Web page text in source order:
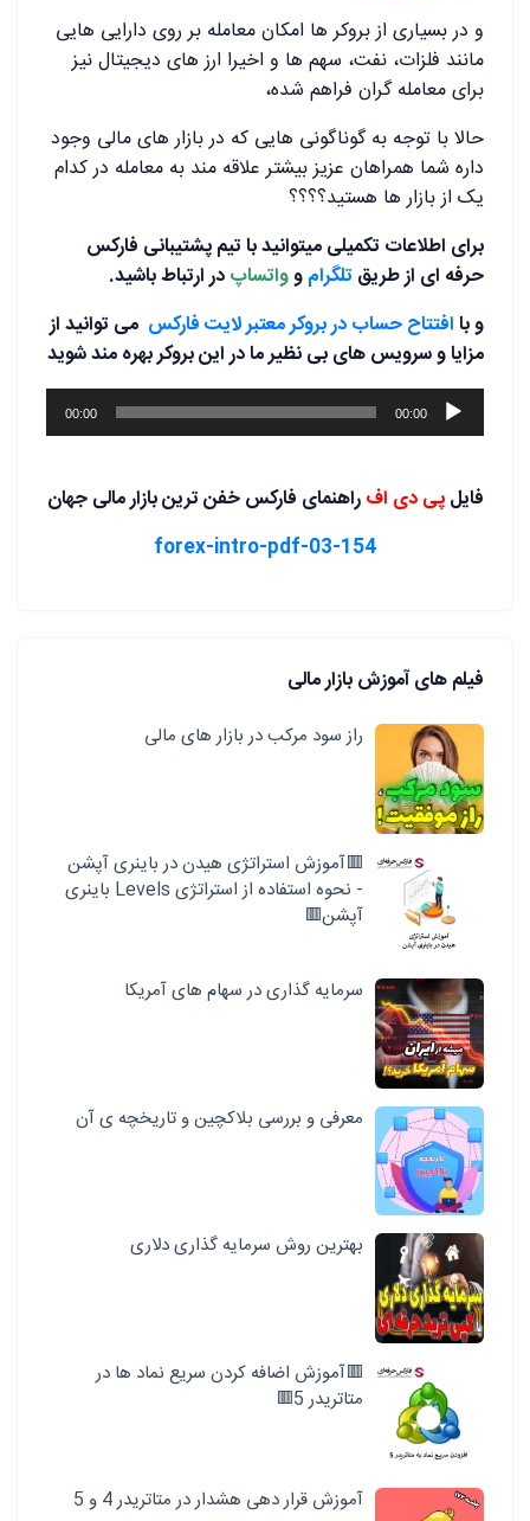
و در بسیاری از بروکر ها امکان معامله بر روی دارایی هایی
مانند فلزات، نفت، سهم ها و اخیرا ارز های دیجیتال نیز
برای معامله گران فراهم شده،
حالا با توجه به گوناگونی هایی که در بازار های مالی وجود
داره شما همراهان عزیز بیشتر علاقه مند به معامله در کدام
یک از بازار ها هستید؟؟؟؟
برای اطلاعات تکمیلی میتوانید با تیم پشتیبانی فارکس
حرفه ای از طریق تلگراموواتساپدر ارتباط باشید.
و باافتتاح حساب در بروکر معتبر لایت فارکس می توانید از
مزایا و سرویس های بی نظیر ما در این بروکر بهره مند شوید
پخش‌کننده
صوت
00:00
00:00
فایلپی دی افراهنمای فارکس خفن ترین بازار مالی جهان
03-154-forex-intro-pdf
فیلم های آموزش بازار مالی
راز سود مرکب در بازار های مالی
🟥آموزش استراتژی هیدن در باینری آپشن
- نحوه استفاده از استراتژی Levels باینری
آپشن🟥
سرمایه گذاری در سهام های آمریکا
معرفی و بررسی بلاکچین و تاریخچه ی آن
بهترین روش سرمایه گذاری دلاری
🟥آموزش اضافه کردن سریع نماد ها در
متاتریدر 5🟥
آموزش قرار دهی هشدار در متاتریدر 4 و 5